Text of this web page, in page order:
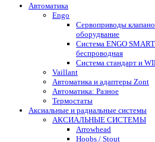
Автоматика
Engo
Сервоприводы
оборудвание
Система ENGO
беспроводная
Система стандарт и
Vaillant
Автоматика и адаптеры Zont
Автоматика: Разное
Термостаты
Аксиальные и радиальные системы
АКСИАЛЬНЫЕ СИСТЕМЫ
Arrowhead
Hoobs / Stout